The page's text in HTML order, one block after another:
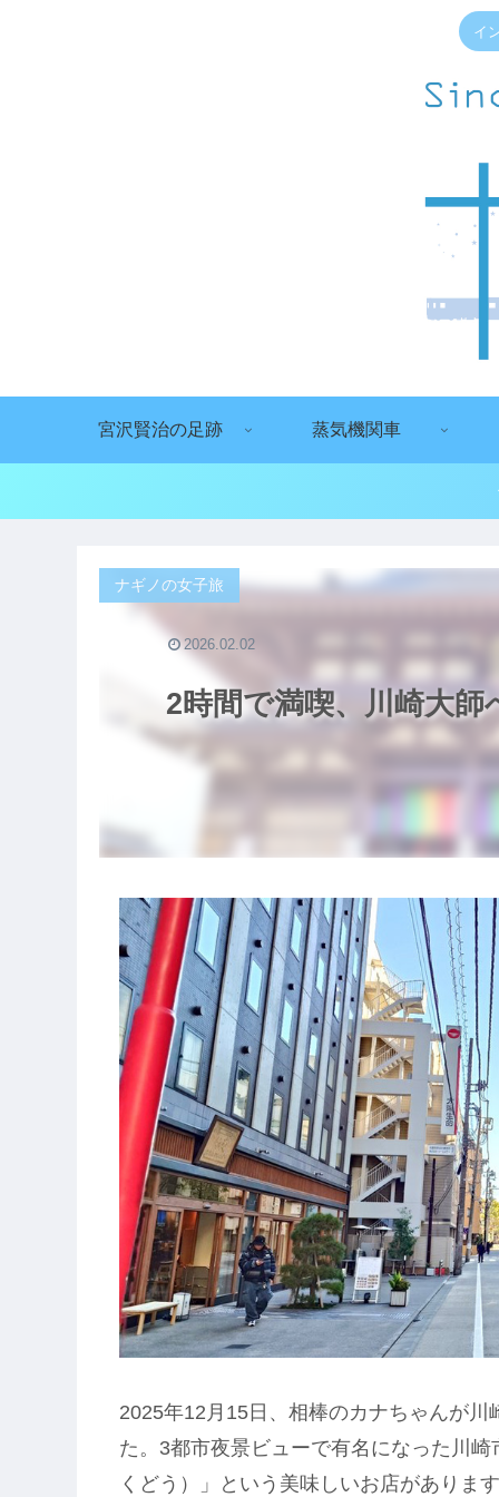
イ
宮沢賢治の足跡 蒸気機関車
2時間で満喫、川崎大師
ナギノの女子旅
2026.02.02
2025年12月15日、相棒のカナちゃんが
た。3都市夜景ビューで有名になった川
くどう）」という美味しいお店がありま